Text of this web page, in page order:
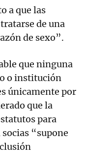
a que las
de una
de sexo”.
que ninguna
o institución
únicamente por
que la
para
“supone